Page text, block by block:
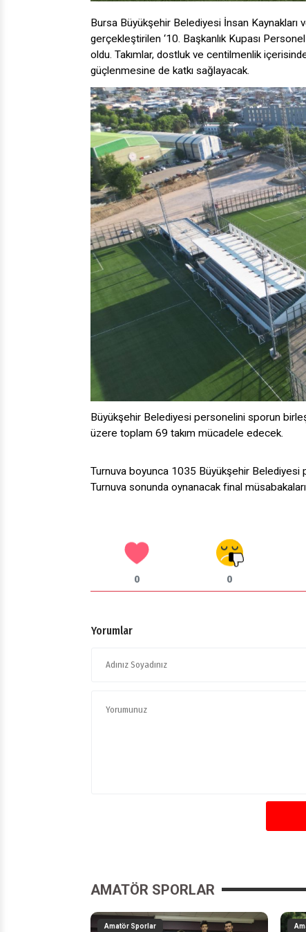
Bursa Büyükşehir Belediyesi İnsan Kaynakları
gerçekleştirilen ‘10. Başkanlık Kupası
oldu. Takımlar, dostluk ve centilmenlik
güçlenmesine de katkı sağlayacak.
Büyükşehir Belediyesi personelini sporun
üzere toplam 69 takım mücadele edecek.
Turnuva boyunca 1035 Büyükşehir Belediyesi
Turnuva sonunda oynanacak final
0 0
Yorumlar
AMATÖR SPORLAR
Amatör Sporlar